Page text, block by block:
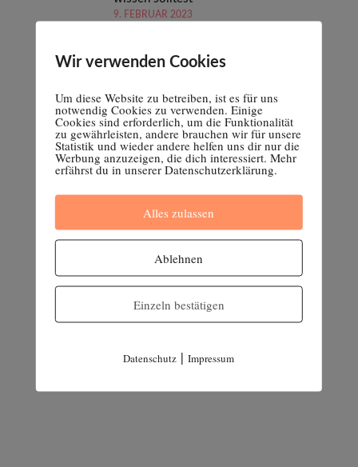
9. FEBRUAR 2023
Vaginose – eine vaginale Dysbiose
Ursachen für Missempfindungen in der
Vagina
26. JANUAR 2023
Wir verwenden Cookies
Um diese Website zu betreiben, ist es für uns
notwendig Cookies zu verwenden. Einige
Cookies sind erforderlich, um die Funktionalität
zu gewährleisten, andere brauchen wir für unsere
Statistik und wieder andere helfen uns dir nur die
Werbung anzuzeigen, die dich interessiert. Mehr
erfährst du in unserer Datenschutzerklärung.
Alles zulassen
Ablehnen
Einzeln bestätigen
Datenschutz |Impressum